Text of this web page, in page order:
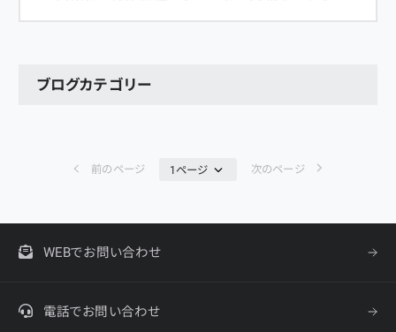
ブログカテゴリー
前のページ 次のページ
WEBでお問い合わせ
電話でお問い合わせ